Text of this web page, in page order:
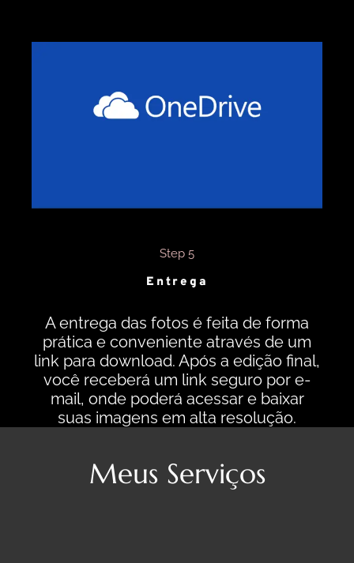
Step 5
Entrega
A entrega das fotos é feita de forma
prática e conveniente através de um
link para download. Após a edição final,
você receberá um link seguro por e-
mail, onde poderá acessar e baixar
suas imagens em alta resolução.
Meus Serviços